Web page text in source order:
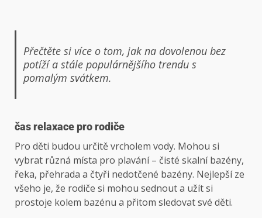
Přečtěte si více o tom, jak na dovolenou bez
potíží a stále populárnějšího trendu s
pomalým svátkem.
čas relaxace pro rodiče
Pro děti budou určitě vrcholem vody. Mohou si
vybrat různá místa pro plavání – čisté skalní bazény,
řeka, přehrada a čtyři nedotčené bazény. Nejlepší ze
všeho je, že rodiče si mohou sednout a užít si
prostoje kolem bazénu a přitom sledovat své děti.